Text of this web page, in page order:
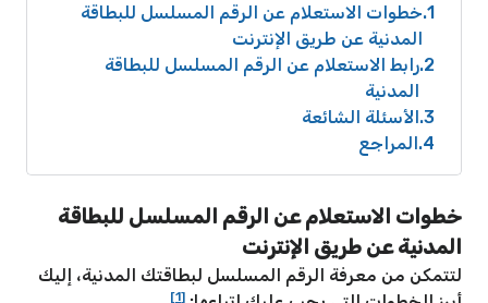
1 خطوات الاستعلام عن الرقم المسلسل للبطاقة
المدنية عن طريق الإنترنت
2 رابط الاستعلام عن الرقم المسلسل للبطاقة
المدنية
3 الأسئلة الشائعة
4 المراجع
خطوات الاستعلام عن الرقم المسلسل للبطاقة
المدنية عن طريق الإنترنت
لتتمكن من معرفة الرقم المسلسل لبطاقتك المدنية، إليك
[1]